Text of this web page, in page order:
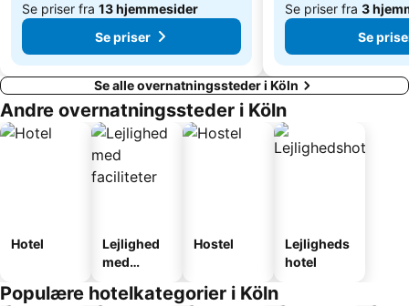
Se priser fra 13 hjemmesider
Se priser
Se priser fra 3
Se
Se alle overnatningssteder i Köln
Andre overnatningssteder i Köln
Hotel
Lejlighed
med
Hostel
Lejligheds
hotel
Populære hotelkategorier i Köln